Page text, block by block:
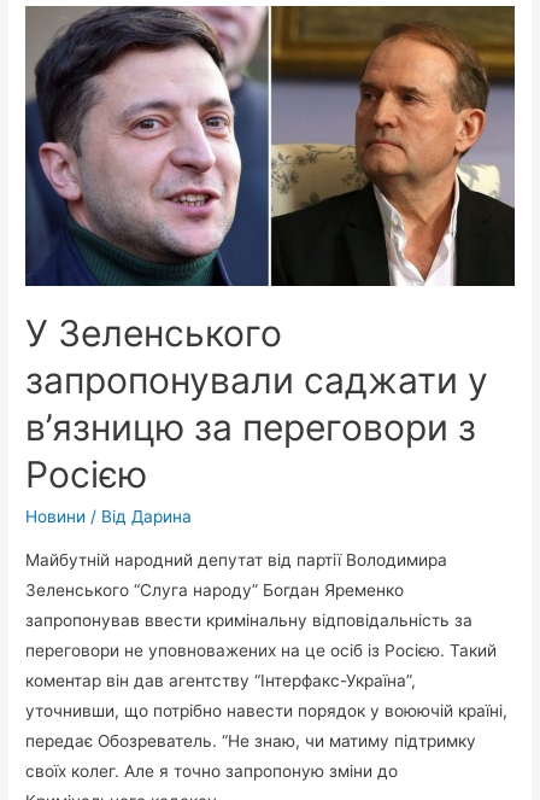
У Зеленського
запропонували саджати у
в’язницю за переговори з
Росією
Новини / ВідДарина
Майбутній народний депутат від партії Володимира
Зеленського “Слуга народу” Богдан Яременко
запропонував ввести кримінальну відповідальність за
переговори не уповноважених на це осіб із Росією. Такий
коментар він дав агентству “Інтерфакс-Україна”,
уточнивши, що потрібно навести порядок у воюючій країні,
передає Обозреватель. “Не знаю, чи матиму підтримку
своїх колег. Але я точно запропоную зміни до